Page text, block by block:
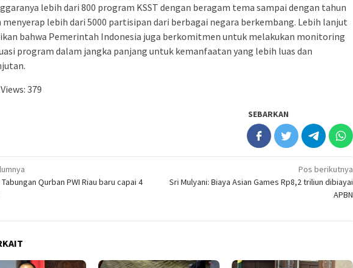
lebih dari 800 program KSST dengan beragam tema sampai dengan tahun
menyerap lebih dari 5000 partisipan dari berbagai negara berkembang. Lebih lanjut
bahwa Pemerintah Indonesia juga berkomitmen untuk melakukan monitoring
program dalam jangka panjang untuk kemanfaatan yang lebih luas dan
379
SEBARKAN
Qurban PWI Riau baru capai 4
Pos berikutnya
Sri Mulyani: Biaya Asian Games Rp8,2 triliun dibiayai
APBN